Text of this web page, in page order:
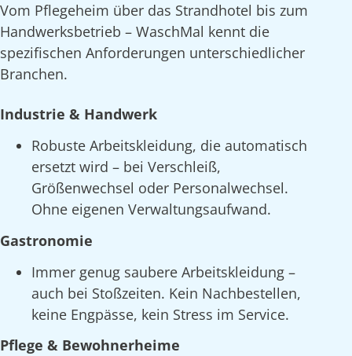
Vom Pflegeheim über das Strandhotel bis zum
Handwerksbetrieb – WaschMal kennt die
spezifischen Anforderungen unterschiedlicher
Branchen.
Industrie & Handwerk
Robuste Arbeitskleidung, die automatisch
ersetzt wird – bei Verschleiß,
Größenwechsel oder Personalwechsel.
Ohne eigenen Verwaltungsaufwand.
Gastronomie
Immer genug saubere Arbeitskleidung –
auch bei Stoßzeiten. Kein Nachbestellen,
keine Engpässe, kein Stress im Service.
Pflege & Bewohnerheime